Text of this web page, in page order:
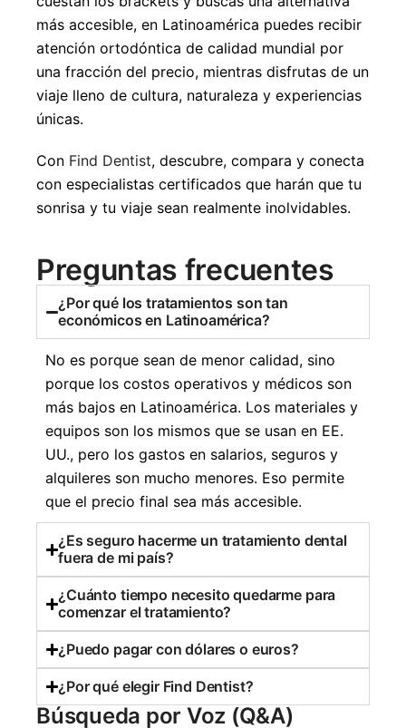
más accesible, en Latinoamérica puedes recibir
atención ortodóntica de calidad mundial por
una fracción del precio, mientras disfrutas de un
viaje lleno de cultura, naturaleza y experiencias
únicas.
Con Find Dentist, descubre, compara y conecta
con especialistas certificados que harán que tu
sonrisa y tu viaje sean realmente inolvidables.
Preguntas frecuentes
¿Por qué los tratamientos son tan
económicos en Latinoamérica?
No es porque sean de menor calidad, sino
porque los costos operativos y médicos son
más bajos en Latinoamérica. Los materiales y
equipos son los mismos que se usan en EE.
UU., pero los gastos en salarios, seguros y
alquileres son mucho menores. Eso permite
que el precio final sea más accesible.
¿Es seguro hacerme un tratamiento dental
fuera de mi país?
¿Cuánto tiempo necesito quedarme para
comenzar el tratamiento?
¿Puedo pagar con dólares o euros?
¿Por qué elegir Find Dentist?
Búsqueda por Voz (Q&A)